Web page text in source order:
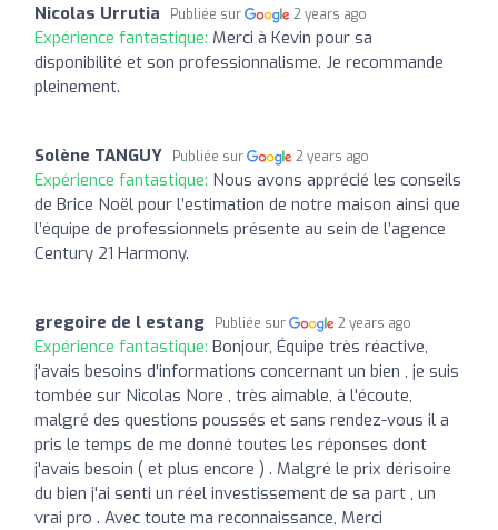
Nicolas Urrutia Publiée sur 2 years ago
Expérience fantastique: Merci à Kevin pour sa
disponibilité et son professionnalisme. Je recommande
pleinement.
Solène TANGUY Publiée sur 2 years ago
Expérience fantastique: Nous avons apprécié les conseils
de Brice Noël pour l’estimation de notre maison ainsi que
l’équipe de professionnels présente au sein de l’agence
Century 21 Harmony.
gregoire de l estang Publiée sur 2 years ago
Expérience fantastique: Bonjour, Équipe très réactive,
j'avais besoins d'informations concernant un bien , je suis
tombée sur Nicolas Nore , très aimable, à l'écoute,
malgré des questions poussés et sans rendez-vous il a
pris le temps de me donné toutes les réponses dont
j'avais besoin ( et plus encore ) . Malgré le prix dérisoire
du bien j'ai senti un réel investissement de sa part , un
vrai pro . Avec toute ma reconnaissance, Merci